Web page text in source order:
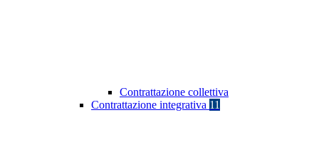
Contrattazione collettiva
Contrattazione integrativa 11